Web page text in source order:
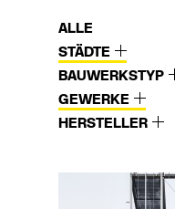
ALLE
STÄDTE
BAUWERKSTYP
GEWERKE
HERSTELLER